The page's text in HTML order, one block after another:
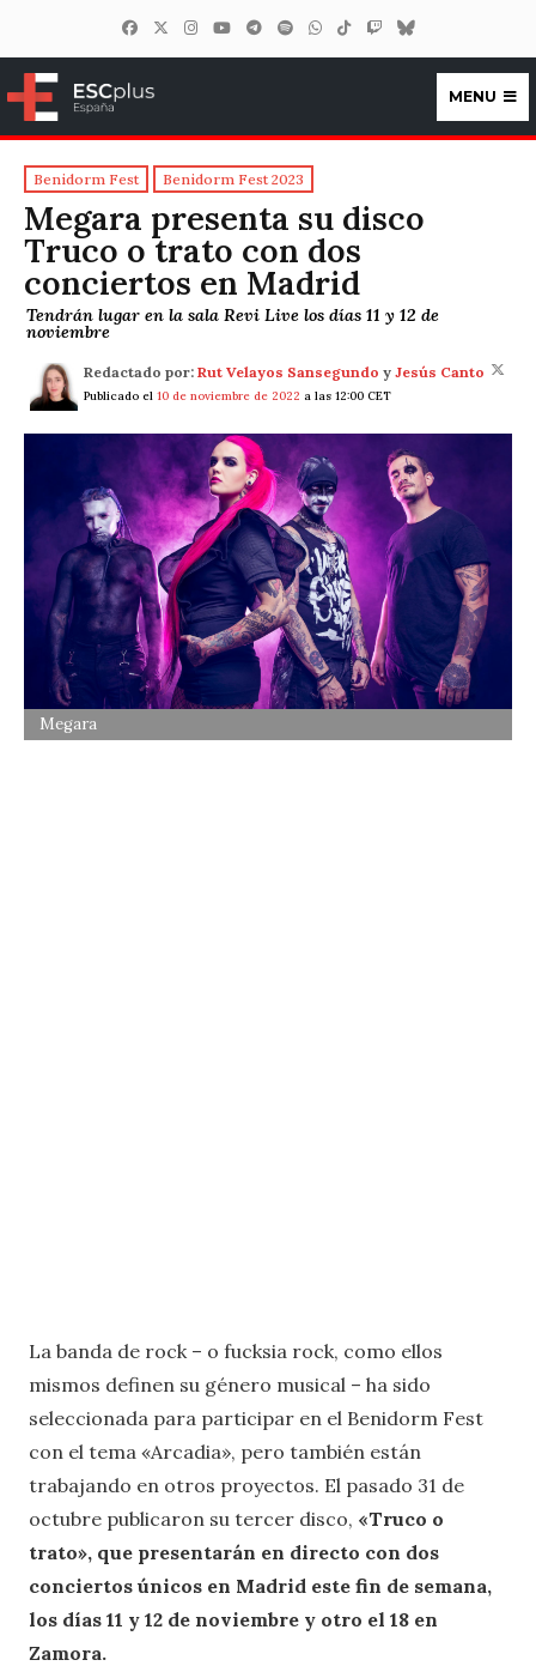
ESCplus España
MENU
Benidorm Fest Benidorm Fest 2023
Megara presenta su disco
Truco o trato con dos
conciertos en Madrid
Tendrán lugar en la sala Revi Live los días 11 y 12 de
noviembre
Redactado por: Rut Velayos Sansegundo y Jesús Canto
Publicado el 10 de noviembre de 2022 a las 12:00 CET
Megara
La banda de rock – o fucksia rock, como ellos
mismos definen su género musical – ha sido
seleccionada para participar en el Benidorm Fest
con el tema «Arcadia», pero también están
trabajando en otros proyectos. El pasado 31 de
octubre publicaron su tercer disco, «Truco o
trato», que presentarán en directo con dos
conciertos únicos en Madrid este fin de semana,
los días 11 y 12 de noviembre y otro el 18 en
Zamora.